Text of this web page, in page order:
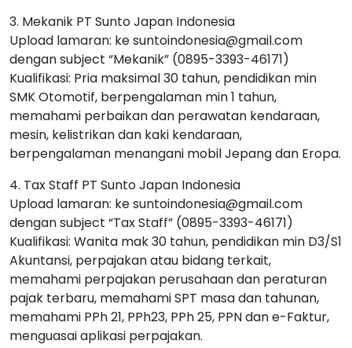
3. Mekanik PT Sunto Japan Indonesia
Upload lamaran: ke suntoindonesia@gmail.com
dengan subject “Mekanik” (0895-3393-46171)
Kualifikasi: Pria maksimal 30 tahun, pendidikan min
SMK Otomotif, berpengalaman min 1 tahun,
memahami perbaikan dan perawatan kendaraan,
mesin, kelistrikan dan kaki kendaraan,
berpengalaman menangani mobil Jepang dan Eropa.
4. Tax Staff PT Sunto Japan Indonesia
Upload lamaran: ke suntoindonesia@gmail.com
dengan subject “Tax Staff” (0895-3393-46171)
Kualifikasi: Wanita mak 30 tahun, pendidikan min D3/S1
Akuntansi, perpajakan atau bidang terkait,
memahami perpajakan perusahaan dan peraturan
pajak terbaru, memahami SPT masa dan tahunan,
memahami PPh 21, PPh23, PPh 25, PPN dan e-Faktur,
menguasai aplikasi perpajakan.